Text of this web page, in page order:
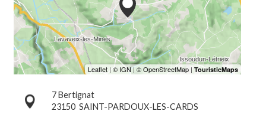
7 Bertignat
23150 SAINT-PARDOUX-LES-CARDS